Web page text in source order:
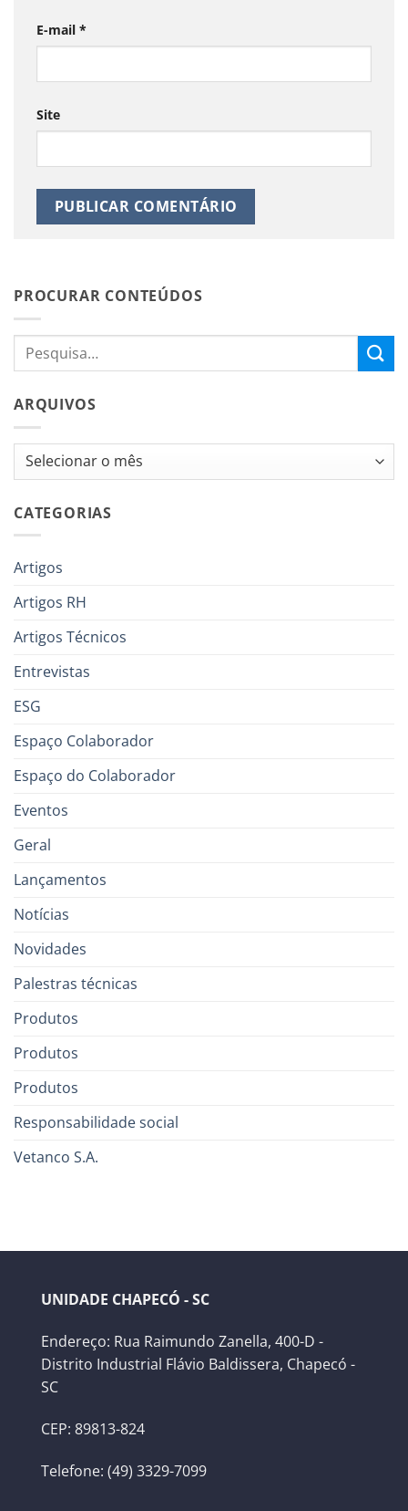
E-mail *
Site
PROCURAR CONTEÚDOS
ARQUIVOS
Arquivos
CATEGORIAS
Artigos
Artigos RH
Artigos Técnicos
Entrevistas
ESG
Espaço Colaborador
Espaço do Colaborador
Eventos
Geral
Lançamentos
Notícias
Novidades
Palestras técnicas
Produtos
Produtos
Produtos
Responsabilidade social
Vetanco S.A.
UNIDADE CHAPECÓ - SC
Endereço: Rua Raimundo Zanella, 400-D -
Distrito Industrial Flávio Baldissera, Chapecó -
SC
CEP: 89813-824
Telefone: (49) 3329-7099